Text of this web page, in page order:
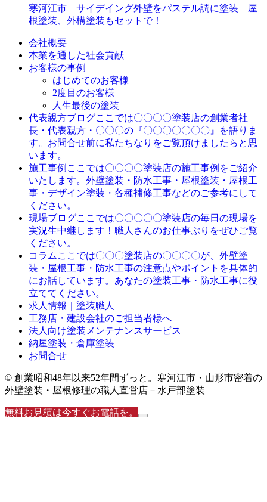
寒河江市 サイデイング外壁をパステル調に塗装 屋
根塗装、外構塗装もセットで！
会社概要
本業を通した社会貢献
お客様の事例
はじめてのお客様
2度目のお客様
人生最後の塗装
代表親方ブログここでは〇〇〇〇塗装店の創業者社
長・代表親方・〇〇〇の『〇〇〇〇〇〇〇』を語りま
す。お問合せ前に私たちなりをご覧頂けましたらと思
います。
施工事例 ここでは〇〇〇〇塗装店の施工事例をご紹介
いたします。外壁塗装・防水工事・屋根塗装・屋根工
事・デザイン塗装・各種補修工事などのご参考にして
ください。
現場ブログここでは〇〇〇〇〇塗装店の毎日の現場を
実況生中継します！職人さんのお仕事ぶりをぜひご覧
ください。
コラム ここでは〇〇〇塗装店の〇〇〇〇が、外壁塗
装・屋根工事・防水工事の注意点やポイントを具体的
にお話しています。あなたの塗装工事・防水工事に役
立ててください。
求人情報｜塗装職人
工務店・建設会社のご担当者様へ
法人向け塗装メンテナンスサービス
納屋塗装・倉庫塗装
お問合せ
© 創業昭和48年以来52年間ずっと。寒河江市・山形市密着の
外壁塗装・屋根修理の職人直営店－水戸部塗装
無料お見積は今すぐお電話を。